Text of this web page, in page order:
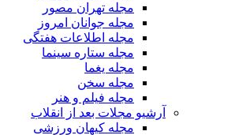
مجله تهران مصور
مجله جوانان امروز
مجله اطلاعات هفتگی
مجله ستاره سینما
مجله یغما
مجله سخن
مجله فیلم و هنر
آرشیو مجلات بعد از انقلاب
مجله کیهان ورزشی